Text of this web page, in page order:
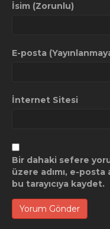
İsim (Zorunlu)
E-posta
İnternet Sitesi
Bir dahaki sefere
üzere adımı, e-
bu tarayıcıya kaydet.